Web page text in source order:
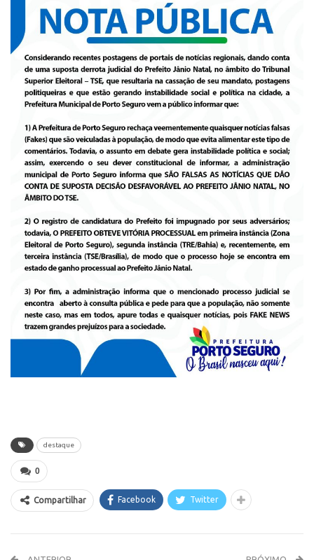
destaque
0
Compartilhar Facebook Twitter